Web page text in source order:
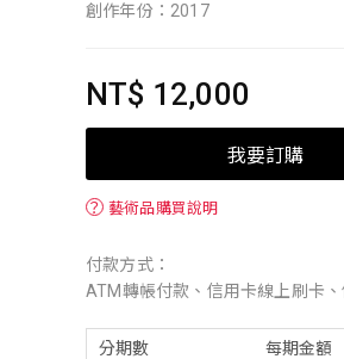
創作年份：2017
NT$ 12,000
我要訂購
？ 藝術品購買說明
付款方式：
ATM轉帳付款、信用卡線上刷卡
分期數 每期金額